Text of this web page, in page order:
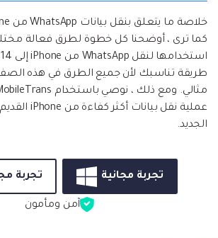
كما ترى ، أوضحنا كل خطوة لطرق فعالة
طريقة تناسبك لأن جميع الطرق في هذه
الجديد.
تجربة مجانية تجربة
آمن ومأمون